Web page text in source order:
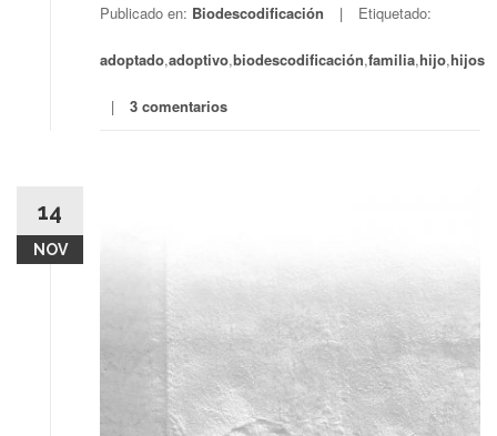
Publicado en: Biodescodificación Etiquetado:
adoptado,adoptivo,biodescodificación,familia,hijo,hijos
3 comentarios
14
NOV